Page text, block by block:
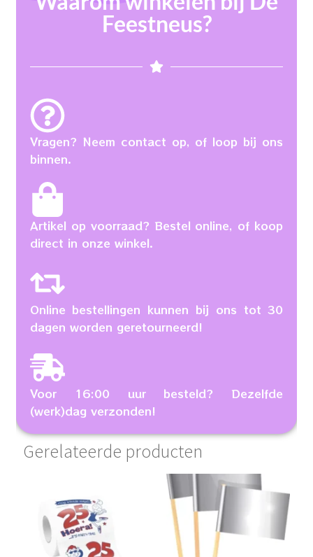
Feestneus?
Vragen? Neem contact op, of loop bij ons
binnen.
Artikel op voorraad? Bestel online, of koop
direct in onze winkel.
Online bestellingen kunnen bij ons tot 30
dagen worden geretourneerd!
Voor 16:00 uur besteld? Dezelfde
(werk)dag verzonden!
Gerelateerde producten